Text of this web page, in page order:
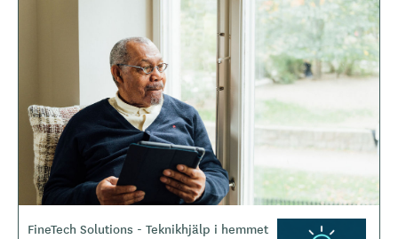
FineTech Solutions - Teknikhjälp i hemmet